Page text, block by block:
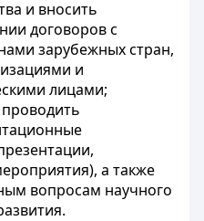
и вносить
договоров с
зарубежных стран,
и
лицами;
а также
вопросам научного